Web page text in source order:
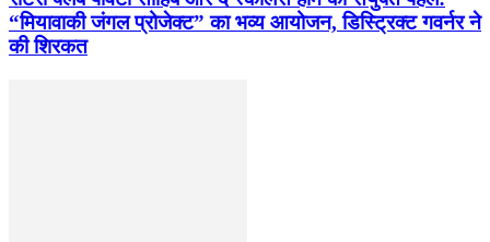
“मियावाकी जंगल प्रोजेक्ट” का भव्य आयोजन, डिस्ट्रिक्ट गवर्नर ने
की शिरकत